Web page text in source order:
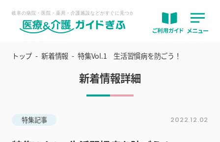
トップ 新着情報 特集Vol.1 生活習慣病を防ごう！
新着情報詳細
特集記事 2022.12.02